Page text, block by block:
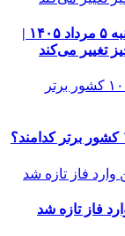
قیمت تتر، بیت‌کوین و اتریوم امروز دوشنبه ۵ مرداد ۱۴۰۵ |
تغییر می‌کند
فاز تازه شد